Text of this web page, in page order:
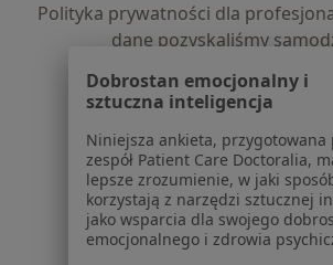
Polityka prywatności dla
dane pozyskaliśmy
Jak działają wyniki
Dostępność
O nas
Praca Rekrutujemy!
Partnerzy
Centrum prasowe
Kontakt
Dobrostan emocjonalny i
sztuczna inteligencja
Niniejsza ankieta, przygotowana
zespół Patient Care Doctoralia,
lepsze zrozumienie, w jaki
korzystają z narzędzi sztucznej
jako wsparcia dla swojego
emocjonalnego i zdrowia